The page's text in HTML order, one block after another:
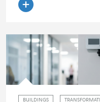
BUILDINGS